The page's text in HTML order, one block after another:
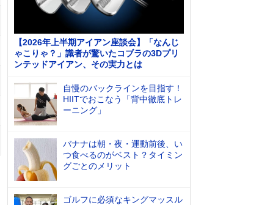
【2026年上半期アイアン座談会】「なんじ
ゃこりゃ？」識者が驚いたコブラの3Dプリ
ンテッドアイアン、その実力とは
自慢のバックラインを目指す！
HIITでおこなう「背中徹底トレ
ーニング」
バナナは朝・夜・運動前後、い
つ食べるのがベスト？タイミン
グごとのメリット
ゴルフに必須なキングマッスル